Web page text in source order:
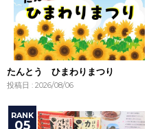
たんとう ひまわりまつり
投稿日 : 2026/08/06